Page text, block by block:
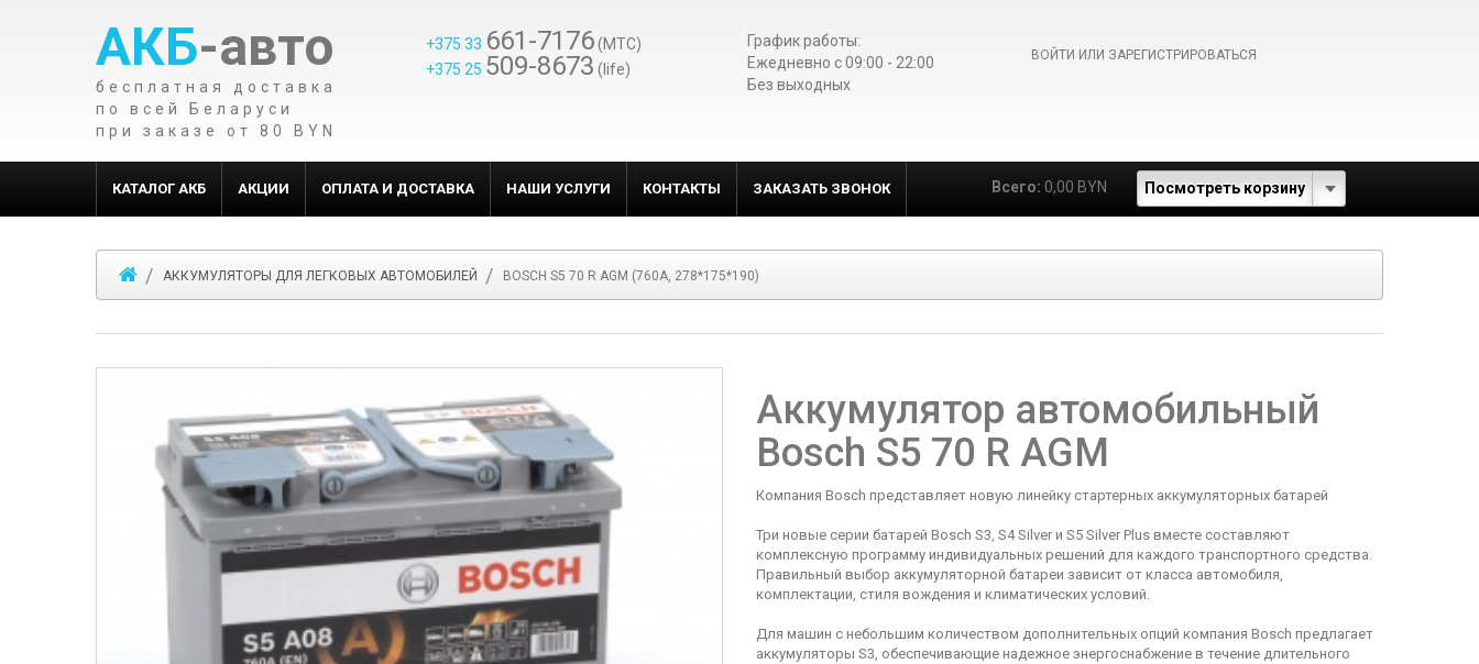
АКБ-авто
бесплатная доставка
по всей Беларуси
при заказе от 80 BYN
+375 33 661-7176(МТС)
+375 25 509-8673 (life)
График работы:
Ежедневно c 09:00 - 22:00
Без выходных
ВОЙТИ ИЛИ ЗАРЕГИСТРИРОВАТЬСЯ
КАТАЛОГ АКБ АКЦИИ ОПЛАТА И ДОСТАВКА НАШИ УСЛУГИ КОНТАКТЫ ЗАКАЗАТЬ ЗВОНОК Всего: 0,00 BYN Посмотреть корзину
АККУМУЛЯТОРЫ ДЛЯ ЛЕГКОВЫХ АВТОМОБИЛЕЙ BOSCH S5 70 R AGM (760А, 278*175*190)
Аккумулятор автомобильный
Bosch S5 70 R AGM
Компания Bosch представляет новую линейку стартерных аккумуляторных батарей
Три новые серии батарей Bosch S3, S4 Silver и S5 Silver Plus вместе составляют
комплексную программу индивидуальных решений для каждого транспортного средства.
Правильный выбор аккумуляторной батареи зависит от класса автомобиля,
комплектации, стиля вождения и климатических условий.
Для машин с небольшим количеством дополнительных опций компания Bosch предлагает
аккумуляторы S3, обеспечивающие надежное энергоснабжение в течение длительного